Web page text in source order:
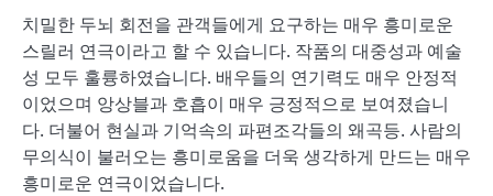
치밀한 두뇌 회전을 관객들에게 요구하는 매우 흥미로운
스릴러 연극이라고 할 수 있습니다. 작품의 대중성과 예술
성 모두 훌륭하였습니다. 배우들의 연기력도 매우 안정적
이었으며 앙상블과 호흡이 매우 긍정적으로 보여졌습니
다. 더불어 현실과 기억속의 파편조각들의 왜곡등. 사람의
무의식이 불러오는 흥미로움을 더욱 생각하게 만드는 매우
흥미로운 연극이었습니다.